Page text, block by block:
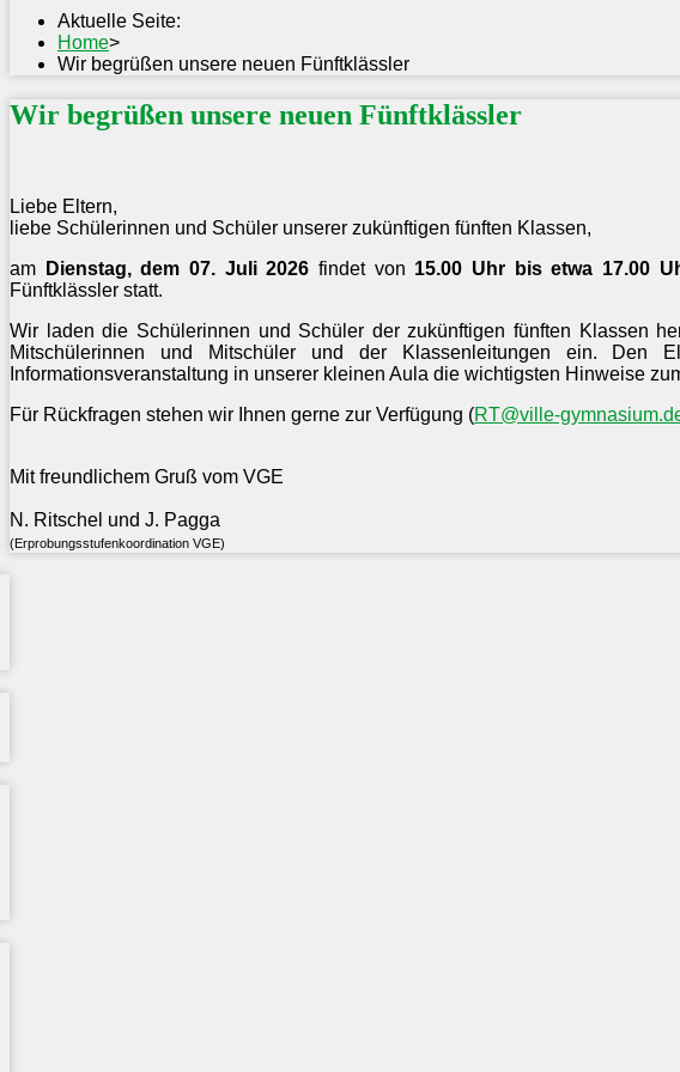
Aktuelle Seite:
Home>
Wir begrüßen unsere neuen Fünftklässler
Wir begrüßen unsere neuen Fünftklässler
Liebe Eltern,
liebe Schülerinnen und Schüler unserer zukünftigen fünften Klassen,
am
Dienstag, dem 07. Juli 2026 findet von 15.00 Uhr bis etwa 17.00
Fünftklässler statt.
Wir laden die Schülerinnen und Schüler der zukünftigen fünften Klassen
Mitschülerinnen und Mitschüler und der Klassenleitungen ein. Den
Informationsveranstaltung in unserer kleinen Aula die wichtigsten Hinweise
Für Rückfragen stehen wir Ihnen gerne zur Verfügung (RT@ville-
Mit freundlichem Gruß vom VGE
N. Ritschel und J. Pagga
(Erprobungsstufenkoordination VGE)